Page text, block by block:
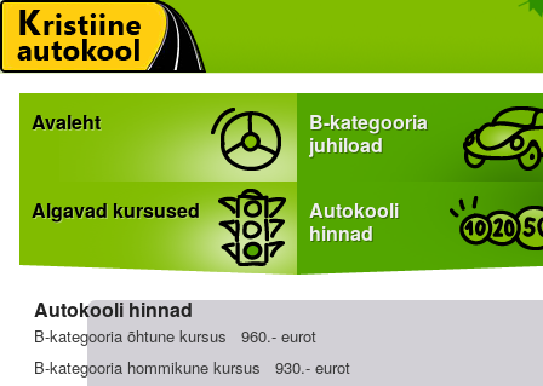
Avaleht
B-kategooria
juhiload
Algavad kursused
Autokooli
hinnad
Autokooli hinnad
B-kategooria õhtune kursus 960.- eurot
B-kategooria hommikune kursus 930.- eurot